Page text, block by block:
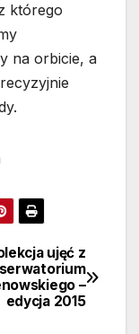
którego
na orbicie, a
ujęć z
–
edycja 2015